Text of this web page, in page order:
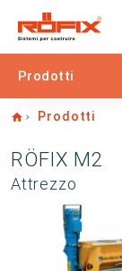
Prodotti
Home
Prodotti
RÖFIX M2
Attrezzo